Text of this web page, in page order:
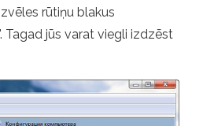
rūtiņu blakus
Tagad jūs varat viegli izdzēst